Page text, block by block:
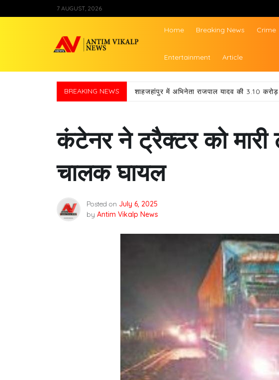
to
7 AUGUST, 2026
Antim Vikalp News
Home Breaking News Crime
Entertainment Article
BREAKING NEWS शाहजहांपुर में अभिनेता राजपाल यादव की 3.10
कंटेनर ने ट्रैक्टर को मारी
चालक घायल
Posted on July 6, 2025
by Antim Vikalp News